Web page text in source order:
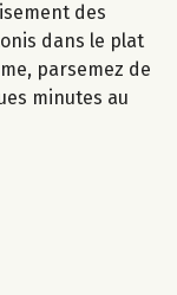
des
dans le plat
parsemez de
minutes au